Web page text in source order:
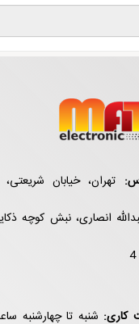
تهران، خیابان شریعتی،
انصاری، نبش کوچه
کاری: